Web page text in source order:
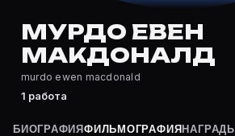
МУРДО ЕВЕН
МАКДОНАЛД
murdo ewen macdonald
1 работа
БИОГРАФИЯФИЛЬМОГРАФИЯ НАГРАДЫ